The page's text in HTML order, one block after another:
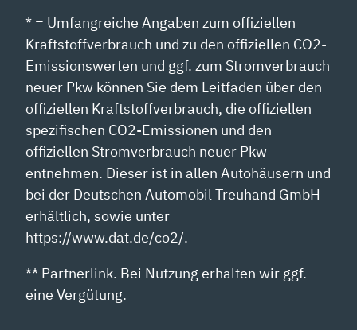
* = Umfangreiche Angaben zum offiziellen
Kraftstoffverbrauch und zu den offiziellen CO2-
Emissionswerten und ggf. zum Stromverbrauch
neuer Pkw können Sie dem Leitfaden über den
offiziellen Kraftstoffverbrauch, die offiziellen
spezifischen CO2-Emissionen und den
offiziellen Stromverbrauch neuer Pkw
entnehmen. Dieser ist in allen Autohäusern und
bei der Deutschen Automobil Treuhand GmbH
erhältlich, sowie unter
https://www.dat.de/co2/.
** Partnerlink. Bei Nutzung erhalten wir ggf.
eine Vergütung.